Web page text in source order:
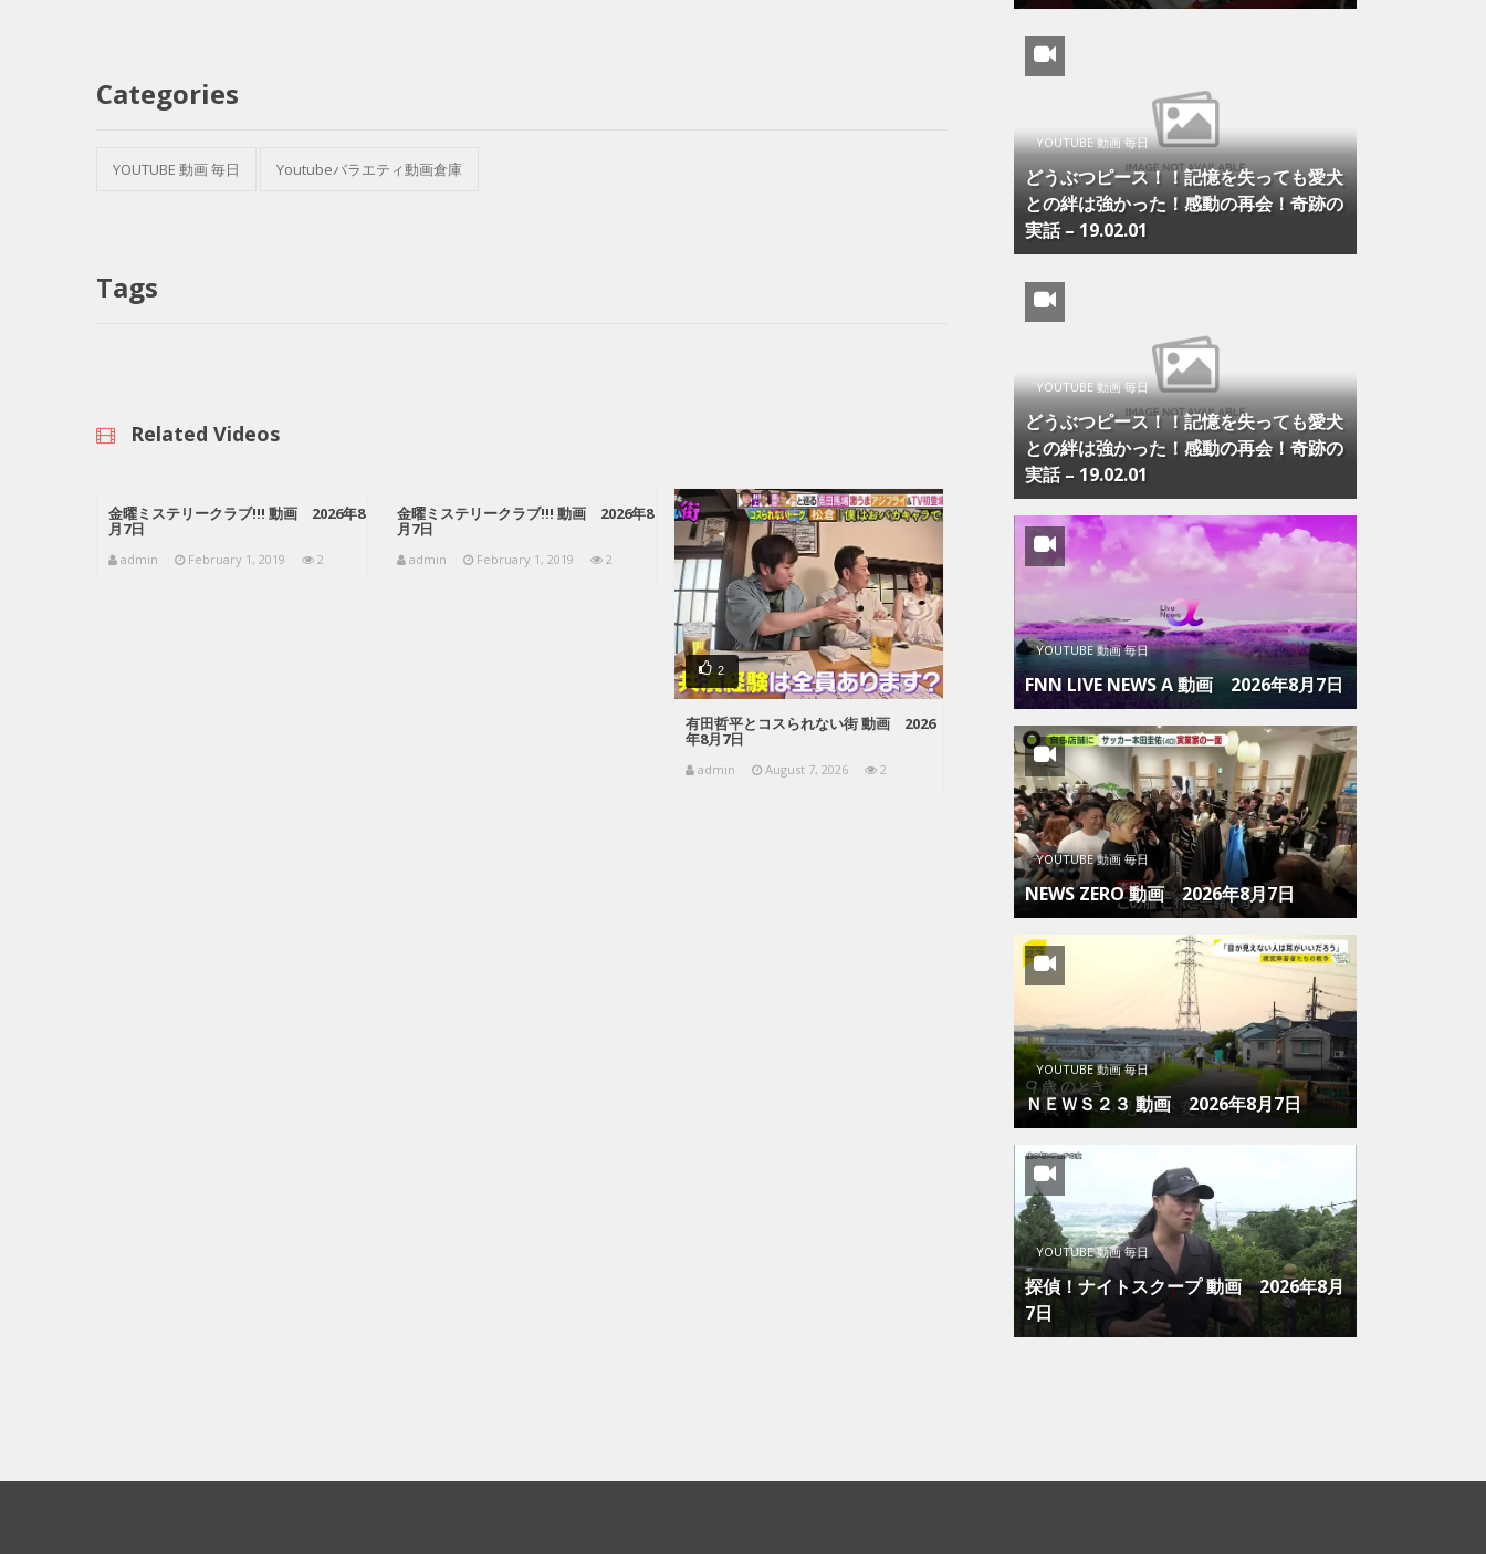
Categories
YOUTUBE 動画 毎日 Youtubeバラエティ動画倉庫
Tags
Related Videos
金曜ミステリークラブ!!! 動画 2026年8
月7日
admin February 1, 2019 2
金曜ミステリークラブ!!! 動画 2026年8
月7日
admin February 1, 2019 2
2
有田哲平とコスられない街 動画 2026
年8月7日
admin August 7, 2026 2
YOUTUBE 動画 毎日
どうぶつピース！！記憶を失っても愛犬
との絆は強かった！感動の再会！奇跡の
実話 – 19.02.01
YOUTUBE 動画 毎日
どうぶつピース！！記憶を失っても愛犬
との絆は強かった！感動の再会！奇跡の
実話 – 19.02.01
YOUTUBE 動画 毎日
FNN LIVE NEWS Α 動画 2026年8月7日
YOUTUBE 動画 毎日
NEWS ZERO 動画 2026年8月7日
YOUTUBE 動画 毎日
ＮＥＷＳ２３ 動画 2026年8月7日
YOUTUBE 動画 毎日
探偵！ナイトスクープ 動画 2026年8月
7日